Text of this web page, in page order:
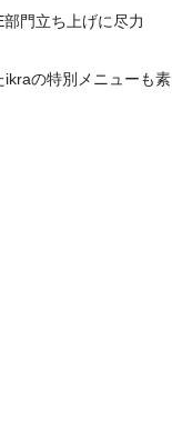
門立ち上げに尽力
の特別メニューも素